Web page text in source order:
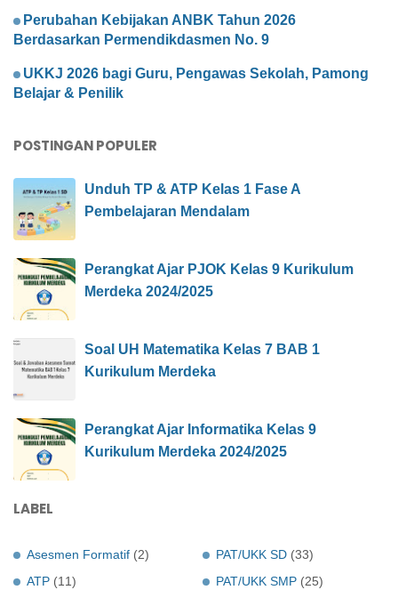
Perubahan Kebijakan ANBK Tahun 2026
Berdasarkan Permendikdasmen No. 9
UKKJ 2026 bagi Guru, Pengawas Sekolah, Pamong
Belajar & Penilik
POSTINGAN POPULER
Unduh TP & ATP Kelas 1 Fase A
Pembelajaran Mendalam
Perangkat Ajar PJOK Kelas 9 Kurikulum
Merdeka 2024/2025
Soal UH Matematika Kelas 7 BAB 1
Kurikulum Merdeka
Perangkat Ajar Informatika Kelas 9
Kurikulum Merdeka 2024/2025
LABEL
Asesmen Formatif (2)
ATP (11)
PAT/UKK SD (33)
PAT/UKK SMP (25)